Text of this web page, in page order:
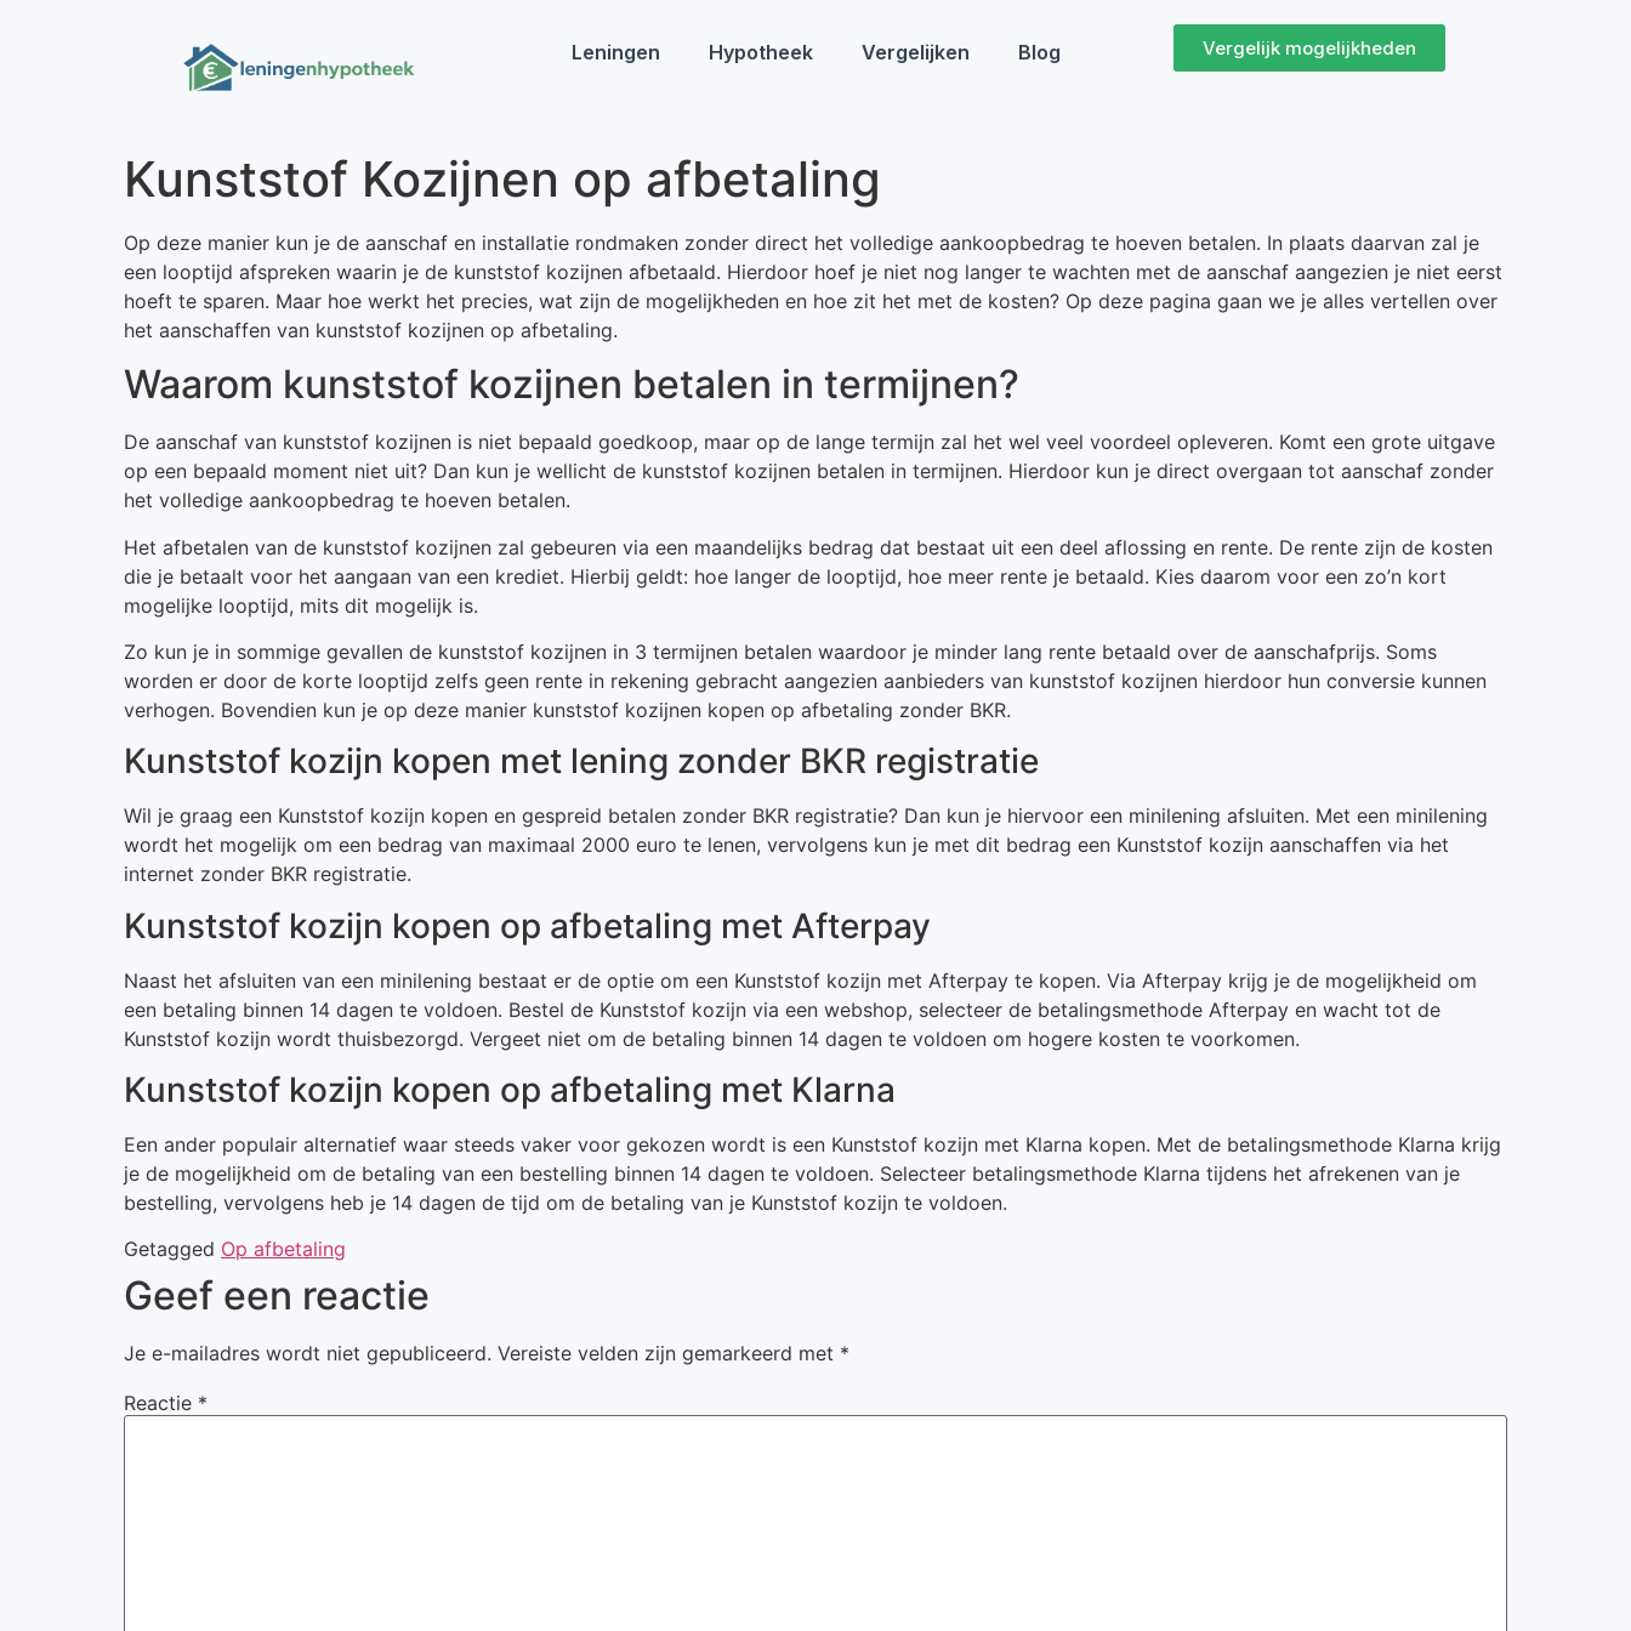
Leningen Hypotheek Vergelijken Blog Vergelijk mogelijkheden
Kunststof Kozijnen op afbetaling
Op deze manier kun je de aanschaf en installatie rondmaken zonder direct het volledige aankoopbedrag te hoeven betalen. In plaats daarvan zal je
een looptijd afspreken waarin je de kunststof kozijnen afbetaald. Hierdoor hoef je niet nog langer te wachten met de aanschaf aangezien je niet eerst
hoeft te sparen. Maar hoe werkt het precies, wat zijn de mogelijkheden en hoe zit het met de kosten? Op deze pagina gaan we je alles vertellen over
het aanschaffen van kunststof kozijnen op afbetaling.
Waarom kunststof kozijnen betalen in termijnen?
De aanschaf van kunststof kozijnen is niet bepaald goedkoop, maar op de lange termijn zal het wel veel voordeel opleveren. Komt een grote uitgave
op een bepaald moment niet uit? Dan kun je wellicht de kunststof kozijnen betalen in termijnen. Hierdoor kun je direct overgaan tot aanschaf zonder
het volledige aankoopbedrag te hoeven betalen.
Het afbetalen van de kunststof kozijnen zal gebeuren via een maandelijks bedrag dat bestaat uit een deel aflossing en rente. De rente zijn de kosten
die je betaalt voor het aangaan van een krediet. Hierbij geldt: hoe langer de looptijd, hoe meer rente je betaald. Kies daarom voor een zo’n kort
mogelijke looptijd, mits dit mogelijk is.
Zo kun je in sommige gevallen de kunststof kozijnen in 3 termijnen betalen waardoor je minder lang rente betaald over de aanschafprijs. Soms
worden er door de korte looptijd zelfs geen rente in rekening gebracht aangezien aanbieders van kunststof kozijnen hierdoor hun conversie kunnen
verhogen. Bovendien kun je op deze manier kunststof kozijnen kopen op afbetaling zonder BKR.
Kunststof kozijn kopen met lening zonder BKR registratie
Wil je graag een Kunststof kozijn kopen en gespreid betalen zonder BKR registratie? Dan kun je hiervoor een minilening afsluiten. Met een minilening
wordt het mogelijk om een bedrag van maximaal 2000 euro te lenen, vervolgens kun je met dit bedrag een Kunststof kozijn aanschaffen via het
internet zonder BKR registratie.
Kunststof kozijn kopen op afbetaling met Afterpay
Naast het afsluiten van een minilening bestaat er de optie om een Kunststof kozijn met Afterpay te kopen. Via Afterpay krijg je de mogelijkheid om
een betaling binnen 14 dagen te voldoen. Bestel de Kunststof kozijn via een webshop, selecteer de betalingsmethode Afterpay en wacht tot de
Kunststof kozijn wordt thuisbezorgd. Vergeet niet om de betaling binnen 14 dagen te voldoen om hogere kosten te voorkomen.
Kunststof kozijn kopen op afbetaling met Klarna
Een ander populair alternatief waar steeds vaker voor gekozen wordt is een Kunststof kozijn met Klarna kopen. Met de betalingsmethode Klarna krijg
je de mogelijkheid om de betaling van een bestelling binnen 14 dagen te voldoen. Selecteer betalingsmethode Klarna tijdens het afrekenen van je
bestelling, vervolgens heb je 14 dagen de tijd om de betaling van je Kunststof kozijn te voldoen.
Getagged Op afbetaling
Geef een reactie
Je e-mailadres wordt niet gepubliceerd. Vereiste velden zijn gemarkeerd met *
Reactie *